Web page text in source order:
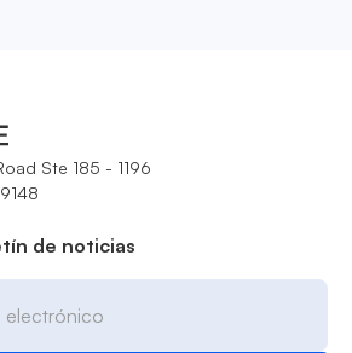
Ste 185 - 1196
de noticias